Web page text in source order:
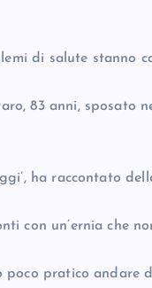
di salute stanno
83 anni,
ha raccontato
con un’ernia che
poco pratico andare